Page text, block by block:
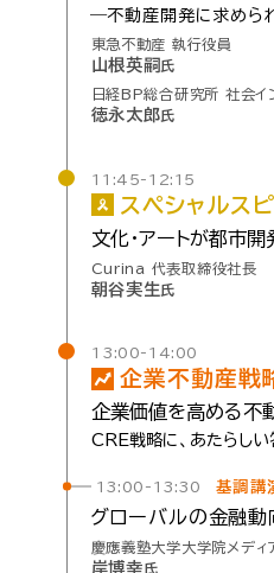
―不動産 開発に 求めら
東急不動産 執行役員
山根英嗣 氏
日経BP総合研究所 社会イ
徳永太郎 氏
11:45-12:15
スペシャルス
文化・アートが都市開
Curina 代表取締役社長
朝谷実生氏
13:00-14:00
企業不動産戦
企業価値を高める不
CRE戦略に、 あたらしい
13:00-13:30基調講
グローバルの金融動
慶應義塾大学大学院メディ
岸博幸 氏